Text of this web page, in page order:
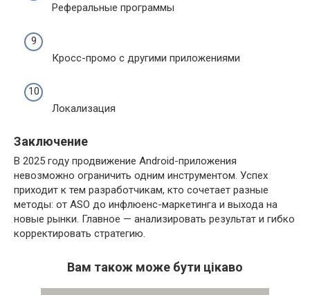
Реферальные программы
Кросс-промо с другими приложениями
Локализация
Заключение
В 2025 году продвижение Android-приложения
невозможно ограничить одним инструментом. Успех
приходит к тем разработчикам, кто сочетает разные
методы: от ASO до инфлюенс-маркетинга и выхода на
новые рынки. Главное — анализировать результат и гибко
корректировать стратегию.
Вам також може бути цікаво